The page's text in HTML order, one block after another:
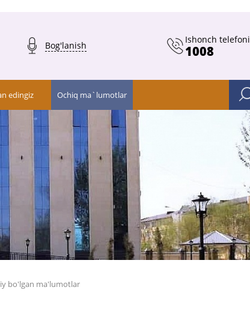
Bog'lanish
Ishonch telefoni
1008
edingiz Ochiq ma`lumotlar
bo'lgan ma'lumotlar